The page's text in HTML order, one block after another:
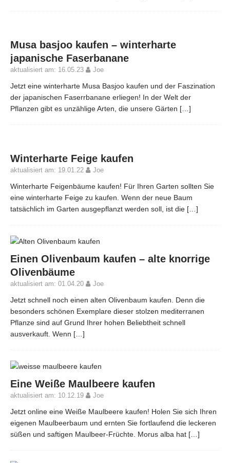
Musa basjoo kaufen – winterharte
japanische Faserbanane
aktualisiert am: 16.05.23 Joe
Jetzt eine winterharte Musa Basjoo kaufen und der Faszination
der japanischen Faserrbanane erliegen! In der Welt der
Pflanzen gibt es unzählige Arten, die unsere Gärten […]
Winterharte Feige kaufen
aktualisiert am: 19.01.22 Joe
Winterharte Feigenbäume kaufen! Für Ihren Garten sollten Sie
eine winterharte Feige zu kaufen. Wenn der neue Baum
tatsächlich im Garten ausgepflanzt werden soll, ist die […]
Einen Olivenbaum kaufen – alte knorrige
Olivenbäume
aktualisiert am: 01.04.20 Joe
Jetzt schnell noch einen alten Olivenbaum kaufen. Denn die
besonders schönen Exemplare dieser stolzen mediterranen
Pflanze sind auf Grund Ihrer hohen Beliebtheit schnell
ausverkauft. Wenn […]
Eine Weiße Maulbeere kaufen
aktualisiert am: 10.12.19 Joe
Jetzt online eine Weiße Maulbeere kaufen! Holen Sie sich Ihren
eigenen Maulbeerbaum und ernten Sie fortlaufend die leckeren
süßen und saftigen Maulbeer-Früchte. Morus alba hat […]